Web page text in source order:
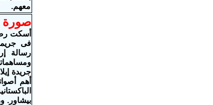
معهم.
صورة
أسكت
فى جريمة
رسالة
أهم
بيشاور.